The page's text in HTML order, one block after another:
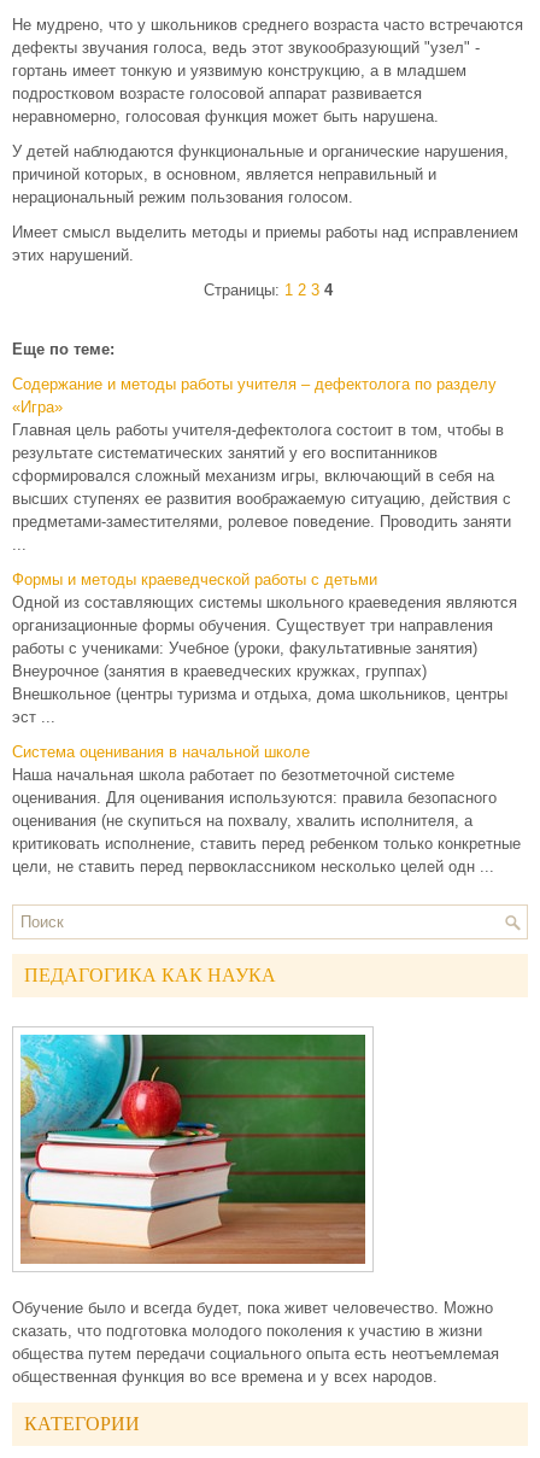
Не мудрено, что у школьников среднего возраста часто встречаются
дефекты звучания голоса, ведь этот звукообразующий "узел" -
гортань имеет тонкую и уязвимую конструкцию, а в младшем
подростковом возрасте голосовой аппарат развивается
неравномерно, голосовая функция может быть нарушена.
У детей наблюдаются функциональные и органические нарушения,
причиной которых, в основном, является неправильный и
нерациональный режим пользования голосом.
Имеет смысл выделить методы и приемы работы над исправлением
этих нарушений.
Страницы: 1 2 3 4
Еще по теме:
Содержание и методы работы учителя – дефектолога по разделу
«Игра»
Главная цель работы учителя-дефектолога состоит в том, чтобы в
результате систематических занятий у его воспитанников
сформировался сложный механизм игры, включающий в себя на
высших ступенях ее развития воображаемую ситуацию, действия с
предметами-заместителями, ролевое поведение. Проводить заняти
...
Формы и методы краеведческой работы с детьми
Одной из составляющих системы школьного краеведения являются
организационные формы обучения. Существует три направления
работы с учениками: Учебное (уроки, факультативные занятия)
Внеурочное (занятия в краеведческих кружках, группах)
Внешкольное (центры туризма и отдыха, дома школьников, центры
эст ...
Система оценивания в начальной школе
Наша начальная школа работает по безотметочной системе
оценивания. Для оценивания используются: правила безопасного
оценивания (не скупиться на похвалу, хвалить исполнителя, а
критиковать исполнение, ставить перед ребенком только конкретные
цели, не ставить перед первоклассником несколько целей одн ...
ПЕДАГОГИКА КАК НАУКА
Обучение было и всегда будет, пока живет человечество. Можно
сказать, что подготовка молодого поколения к участию в жизни
общества путем передачи социального опыта есть неотъемлемая
общественная функция во все времена и у всех народов.
КАТЕГОРИИ